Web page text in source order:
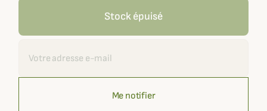
Stock épuisé
Me notifier